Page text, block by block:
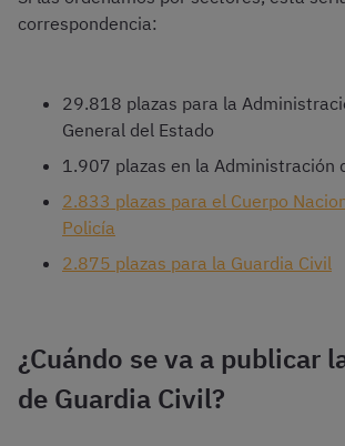
correspondencia:
29.818 plazas para la
General del Estado
1.907 plazas en la Administración
2.833 plazas para el Cuerpo
Policía
2.875 plazas para la Guardia Civil
¿Cuándo se va a publicar
de Guardia Civil?